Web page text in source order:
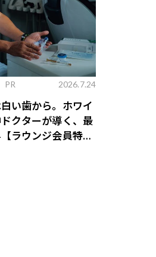
PR 2026.7.24
い歯から。ホワイ
クターが導く、最
ラウンジ会員特典